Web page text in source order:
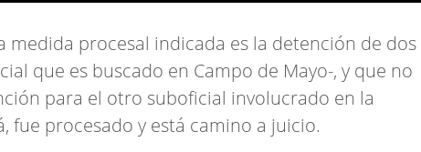
medida procesal indicada es la detención de dos
que es buscado en Campo de Mayo-, y que no
para el otro suboficial involucrado en la
fue procesado y está camino a juicio.